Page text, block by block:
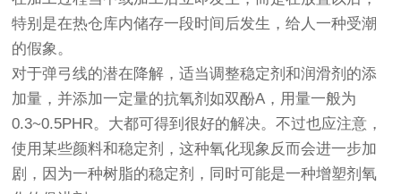
特别是在热仓库内储存一段时间后发生，给人一种受潮
的假象。
对于弹弓线的潜在降解，适当调整稳定剂和润滑剂的添
加量，并添加一定量的抗氧剂如双酚A，用量一般为
0.3~0.5PHR。大都可得到很好的解决。不过也应注意，
使用某些颜料和稳定剂，这种氧化现象反而会进一步加
剧，因为一种树脂的稳定剂，同时可能是一种增塑剂氧